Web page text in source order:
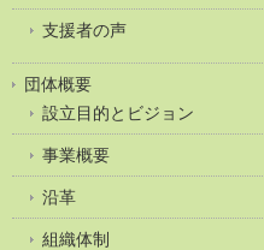
支援者の声
団体概要
設立目的とビジョン
事業概要
沿革
組織体制